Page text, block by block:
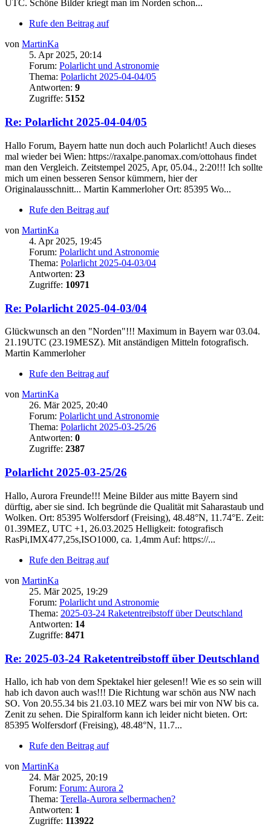
UTC. Schöne Bilder kriegt man im Norden schon...
Rufe den Beitrag auf
von MartinKa
5. Apr 2025, 20:14
Forum: Polarlicht und Astronomie
Thema: Polarlicht 2025-04-04/05
Antworten: 9
Zugriffe: 5152
Re: Polarlicht 2025-04-04/05
Hallo Forum, Bayern hatte nun doch auch Polarlicht! Auch dieses
mal wieder bei Wien: https://raxalpe.panomax.com/ottohaus findet
man den Vergleich. Zeitstempel 2025, Apr, 05.04., 2:20!!! Ich sollte
mich um einen besseren Sensor kümmern, hier der
Originalausschnitt... Martin Kammerloher Ort: 85395 Wo...
Rufe den Beitrag auf
von MartinKa
4. Apr 2025, 19:45
Forum: Polarlicht und Astronomie
Thema: Polarlicht 2025-04-03/04
Antworten: 23
Zugriffe: 10971
Re: Polarlicht 2025-04-03/04
Glückwunsch an den "Norden"!!! Maximum in Bayern war 03.04.
21.19UTC (23.19MESZ). Mit anständigen Mitteln fotografisch.
Martin Kammerloher
Rufe den Beitrag auf
von MartinKa
26. Mär 2025, 20:40
Forum: Polarlicht und Astronomie
Thema: Polarlicht 2025-03-25/26
Antworten: 0
Zugriffe: 2387
Polarlicht 2025-03-25/26
Hallo, Aurora Freunde!!! Meine Bilder aus mitte Bayern sind
dürftig, aber sie sind. Ich begründe die Qualität mit Saharastaub und
Wolken. Ort: 85395 Wolfersdorf (Freising), 48.48°N, 11.74°E. Zeit:
01.39MEZ, UTC +1, 26.03.2025 Helligkeit: fotografisch
RasPi,IMX477,25s,ISO1000, ca. 1,4mm Auf: https://...
Rufe den Beitrag auf
von MartinKa
25. Mär 2025, 19:29
Forum: Polarlicht und Astronomie
Thema: 2025-03-24 Raketentreibstoff über Deutschland
Antworten: 14
Zugriffe: 8471
Re: 2025-03-24 Raketentreibstoff über Deutschland
Hallo, ich hab von dem Spektakel hier gelesen!! Wie es so sein will
hab ich davon auch was!!! Die Richtung war schön aus NW nach
SO. Von 20.55.34 bis 21.03.10 MEZ wars bei mir von NW bis ca.
Zenit zu sehen. Die Spiralform kann ich leider nicht bieten. Ort:
85395 Wolfersdorf (Freising), 48.48°N, 11.7...
Rufe den Beitrag auf
von MartinKa
24. Mär 2025, 20:19
Forum: Forum: Aurora 2
Thema: Terella-Aurora selbermachen?
Antworten: 1
Zugriffe: 113922